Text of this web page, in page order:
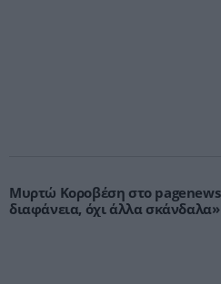
Μυρτώ Κοροβέση στο
διαφάνεια, όχι άλλα